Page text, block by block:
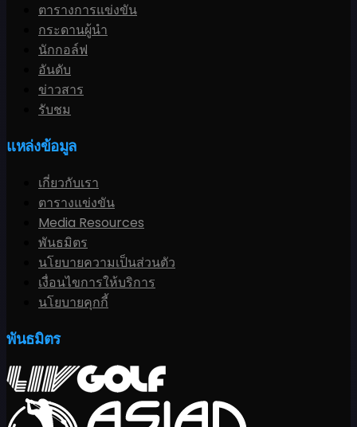
ตารางการแข่งขัน
กระดานผู้นำ
นักกอล์ฟ
อันดับ
ข่าวสาร
รับชม
แหล่งข้อมูล
เกี่ยวกับเรา
ตารางแข่งขัน
Media Resources
พันธมิตร
นโยบายความเป็นส่วนตัว
เงื่อนไขการให้บริการ
นโยบายคุกกี้
พันธมิตร